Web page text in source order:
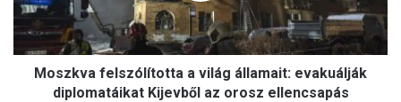
a
f
e
Moszkva felszólította a világ államait: evakuálják
diplomatáikat Kijevből az orosz ellencsapás